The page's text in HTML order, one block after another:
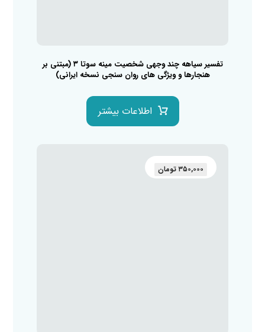
تفسیر سیاهه چند وجهی شخصیت مینه سوتا ۳ (مبتنی بر
هنجارها و ویژگی های روان سنجی نسخه ایرانی)
اطلاعات بیشتر
۳۵۰,۰۰۰ تومان